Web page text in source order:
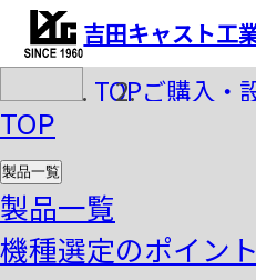
吉田キャスト工
TOP
製品一覧
製品一覧
機種選定のポイント
TOPご購入・